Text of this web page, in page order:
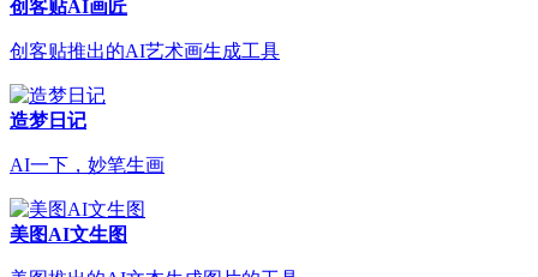
创客贴AI画匠
创客贴推出的AI艺术画生成工具
造梦日记
AI一下，妙笔生画
美图AI文生图